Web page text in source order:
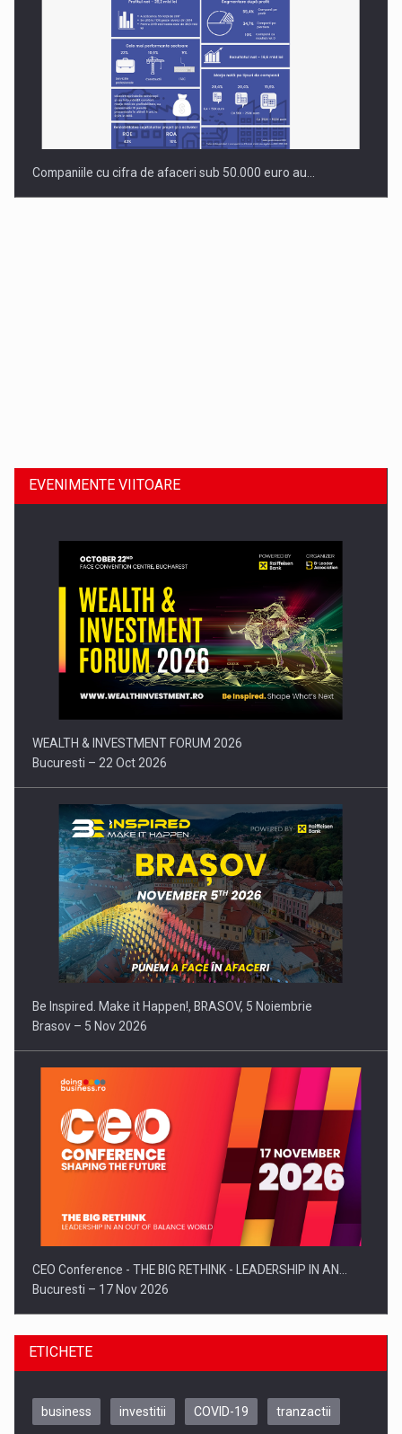
Companiile cu cifra de afaceri sub 50.000 euro au…
Comunicat de presa: Joburile part-time reincep sa intre pe…
EVENIMENTE VIITOARE
WEALTH & INVESTMENT FORUM 2026
Bucuresti – 22 Oct 2026
Be Inspired. Make it Happen!, BRASOV, 5 Noiembrie
Brasov – 5 Nov 2026
CEO Conference - THE BIG RETHINK - LEADERSHIP IN AN…
Bucuresti – 17 Nov 2026
ETICHETE
business investitii COVID-19 tranzactii